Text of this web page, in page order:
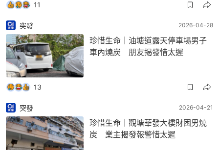
11
突發 2026-04-28
珍惜生命｜油塘道露天停車場男子
車內燒炭 朋友揭發惜太遲
13
突發 2026-04-21
珍惜生命｜觀塘華發大樓財困男燒
炭 業主揭發報警惜太遲